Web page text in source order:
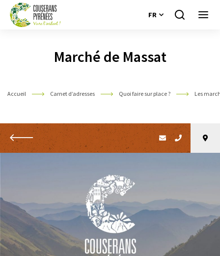
FR
Je
Marché de Massat
Accueil Carnet d’adresses Quoi faire sur place ? Les
Retour